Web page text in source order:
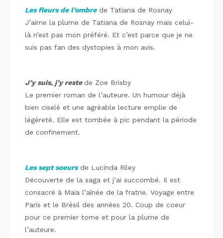
Les fleurs de l’ombrede Tatiana de Rosnay
J’aime la plume de Tatiana de Rosnay mais celui-
là n’est pas mon préféré. Et c’est parce que je ne
suis pas fan des dystopies à mon avis.
J’y suis, j’y reste de Zoe Brisby
Le premier roman de l’auteure. Un humour déjà
bien ciselé et une agréable lecture emplie de
légèreté. Elle est tombée à pic pendant la période
de confinement.
Les sept soeursde Lucinda Riley
Découverte de la saga et j’ai succombé. Il est
consacré à Maïa l’aînée de la fratrie. Voyage entre
Paris et le Brésil des années 20. Coup de coeur
pour ce premier tome et pour la plume de
l’auteure.